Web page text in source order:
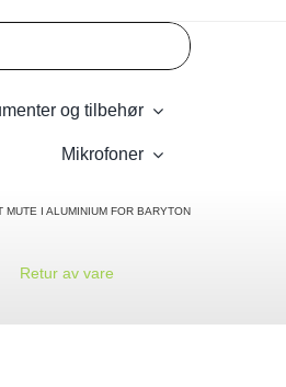
og tilbehør
Mikrofoner
I ALUMINIUM FOR BARYTON
Retur av vare